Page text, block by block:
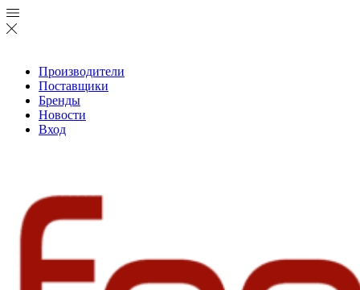
Производители
Поставщики
Бренды
Новости
Вход